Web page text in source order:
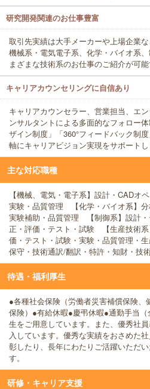
研究開発関連のお仕事豊富
取引先実績は大手メーカーや上場企業
機械系・電気電子系、化学・バイオ系
まざまな技術系のお仕事のご紹介が可能
キャリアカウンセリングに自信あり
キャリアカウンセラー、営業担当、エ
ンサルタントによる多面的なフォロー
ザイン制度」「360°フィードバック制
軸にキャリアビジョン実現をサポートし
主な対応職種
【機械、電気・電子系】設計・CADオ
実験・品質管理 【化学・バイオ系】分
実験補助・品質管理 【制御系】設計
正・評価・テスト・試験 【生産技術
価・テスト・試験・実験・品質管理・
保守・技術通訳/翻訳・特許・知財・
待遇・福利厚生
●各種社会保険（労働者災害補償保険、
保険）●有給休暇●慶弔休暇●通勤手当
生をご用意しています。また、優秀社
入しています。優秀な実績をおさめた
彰したり、長年にわたりご活躍いただ
す。
研修・キャリア支援